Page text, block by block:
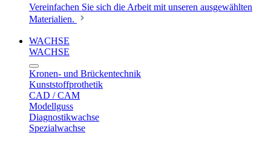
Vereinfachen Sie sich die Arbeit mit unseren ausgewählten
Materialien.
WACHSE
WACHSE
Kronen- und Brückentechnik
Kunststoffprothetik
CAD / CAM
Modellguss
Diagnostikwachse
Spezialwachse